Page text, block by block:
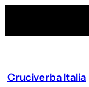
Cruciverba Italia